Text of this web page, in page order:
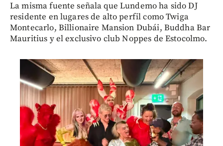
La misma fuente señala que Lundemo ha sido DJ
residente en lugares de alto perfil como Twiga
Montecarlo, Billionaire Mansion Dubái, Buddha Bar
Mauritius y el exclusivo club Noppes de Estocolmo.